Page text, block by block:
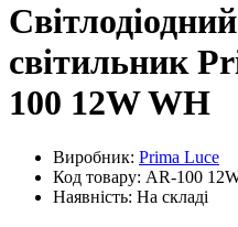
світильник
100 12W WH
Виробник: Prima Luce
Код товару: AR-100
Наявність: На складі